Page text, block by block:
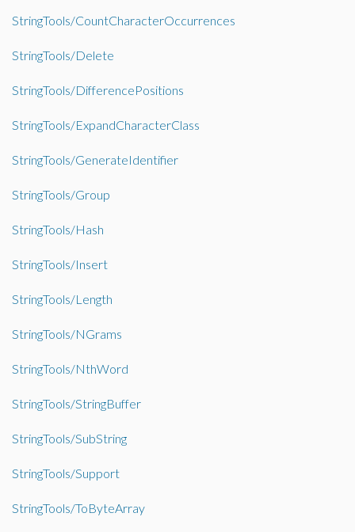
StringTools/CountCharacterOccurrences
StringTools/Delete
StringTools/DifferencePositions
StringTools/ExpandCharacterClass
StringTools/GenerateIdentifier
StringTools/Group
StringTools/Hash
StringTools/Insert
StringTools/Length
StringTools/NGrams
StringTools/NthWord
StringTools/StringBuffer
StringTools/SubString
StringTools/Support
StringTools/ToByteArray